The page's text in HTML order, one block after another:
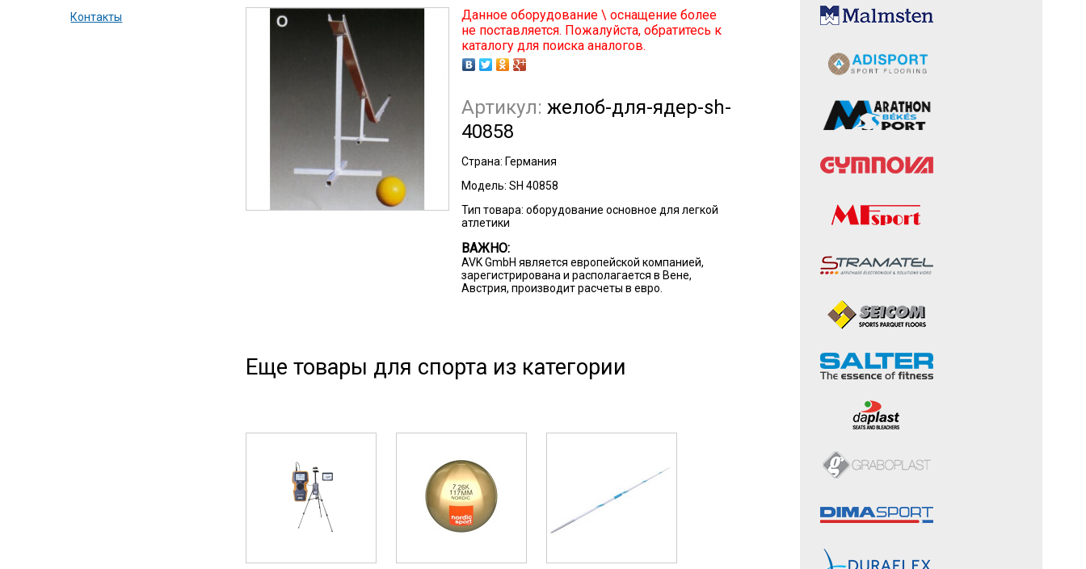
Контакты
Данное оборудование \ оснащение более
не поставляется. Пожалуйста, обратитесь к
каталогу для поиска аналогов.
Артикул: желоб-для-ядер-sh-
40858
Страна: Германия
Модель: SH 40858
Тип товара: оборудование основное для легкой
атлетики
ВАЖНО:
AVK GmbH является европейской компанией,
зарегистрирована и располагается в Вене,
Австрия, производит расчеты в евро.
Еще товары для спорта из категории